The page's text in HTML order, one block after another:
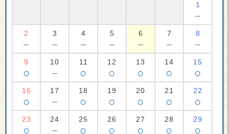
1
－
2
－
3
－
4
－
5
－
6
－
7
－
8
－
9
○
10
－
11
○
12
○
13
○
14
○
15
○
16
○
17
－
18
○
19
○
20
○
21
○
22
○
23
○
24
－
25
○
26
○
27
○
28
○
29
○